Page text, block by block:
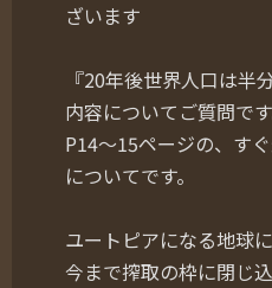
ざいます
『20年後世界人口は半
内容についてご質問です
P14～15ページの、す
についてです。
ユートピアになる地球に
今まで搾取の枠に閉じ